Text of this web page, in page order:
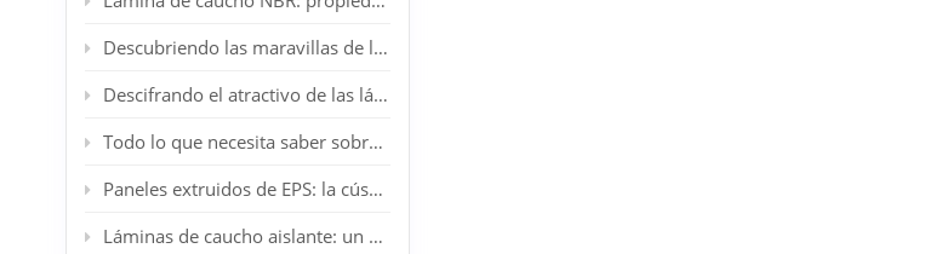
Descubriendo las maravillas de las láminas de caucho SBR: su aliado industrial y doméstico
Descifrando el atractivo de las láminas de caucho CR: el epítome de la resiliencia industrial
Todo lo que necesita saber sobre los tableros de lana de roca
Paneles extruidos de EPS: la cúspide de la innovación en aislamiento arquitectónico
Láminas de caucho aislante: un componente esencial en la seguridad eléctrica